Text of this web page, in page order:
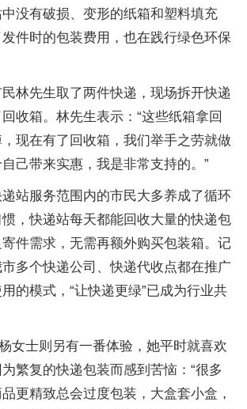
没有破损、变形的纸箱和塑料填充
件时的包装费用，也在践行绿色环保
林先生取了两件快递，现场拆开快递
收箱。林先生表示：“这些纸箱拿回
现在有了回收箱，我们举手之劳就做
己带来实惠，我是非常支持的。”
站服务范围内的市民大多养成了循环
，快递站每天都能回收大量的快递包
件需求，无需再额外购买包装箱。记
多个快递公司、快递代收点都在推广
的模式，“让快递更绿”已成为行业共
女士则另有一番体验，她平时就喜欢
繁复的快递包装而感到苦恼：“很多
更精致总会过度包装，大盒套小盒，